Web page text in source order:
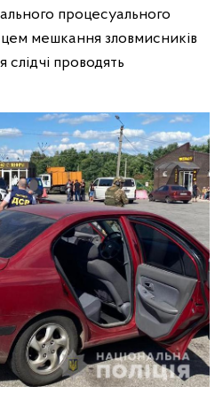
процесуального
мешкання зловмисників
слідчі проводять